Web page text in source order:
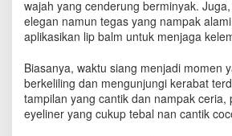
m
a
L
b
u
r
L
e
wajah yang cenderung berminyak.
elegan namun tegas yang nampak
aplikasikan lip balm untuk menjaga
Biasanya, waktu siang menjadi momen
berkeliling dan mengunjungi kerabat
tampilan yang cantik dan nampak ceria,
eyeliner yang cukup tebal nan cantik